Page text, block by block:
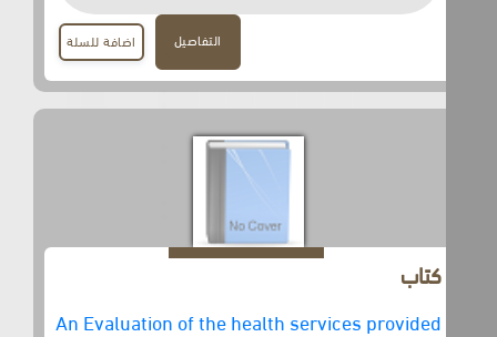
اضافة للسلة
An Evaluation of the health services provided